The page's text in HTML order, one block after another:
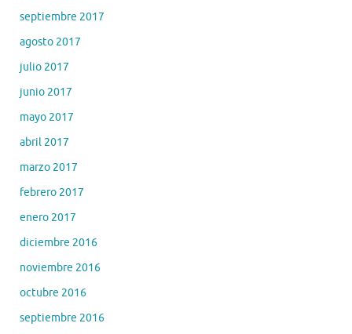
septiembre 2017
agosto 2017
julio 2017
junio 2017
mayo 2017
abril 2017
marzo 2017
febrero 2017
enero 2017
diciembre 2016
noviembre 2016
octubre 2016
septiembre 2016